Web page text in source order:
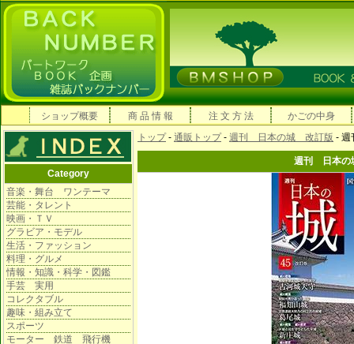
ショップ概要 商 品 情 報 注 文 方 法 かごの中身
Category
音楽・舞台 ワンテーマ
芸能・タレント
映画・ＴＶ
グラビア・モデル
生活・ファッション
料理・グルメ
情報・知識・科学・図鑑
手芸 実用
コレクタブル
趣味・組み立て
スポーツ
モーター 鉄道 飛行機
トップ- 通販トップ- 週刊 日本の城 改訂版 -
週刊 日本